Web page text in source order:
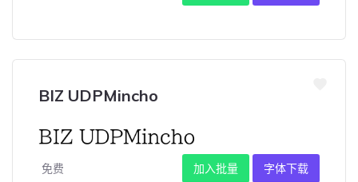
BIZ UDPMincho
免费 加入批量 字体下载